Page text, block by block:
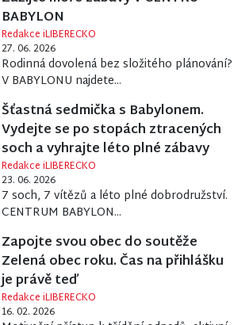
BABYLON
Redakce iLIBERECKO
27. 06. 2026
Rodinná dovolená bez složitého plánování?
V BABYLONU najdete...
Šťastná sedmička s Babylonem.
Vydejte se po stopách ztracených
soch a vyhrajte léto plné zábavy
Redakce iLIBERECKO
23. 06. 2026
7 soch, 7 vítězů a léto plné dobrodružství.
CENTRUM BABYLON...
Zapojte svou obec do soutěže
Zelená obec roku. Čas na přihlášku
je právě teď
Redakce iLIBERECKO
16. 02. 2026